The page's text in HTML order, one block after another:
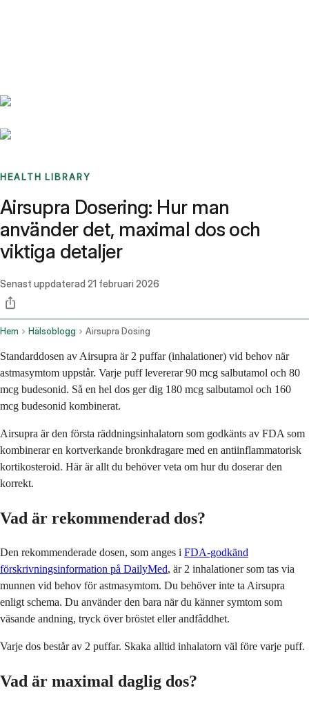
HEALTH LIBRARY
Airsupra Dosering: Hur man
använder det, maximal dos och
viktiga detaljer
Senast uppdaterad 21 februari 2026
Hem Hälsoblogg Airsupra Dosing
Standarddosen av Airsupra är 2 puffar (inhalationer) vid behov när
astmasymtom uppstår. Varje puff levererar 90 mcg salbutamol och 80
mcg budesonid. Så en hel dos ger dig 180 mcg salbutamol och 160
mcg budesonid kombinerat.
Airsupra är den första räddningsinhalatorn som godkänts av FDA som
kombinerar en kortverkande bronkdragare med en antiinflammatorisk
kortikosteroid. Här är allt du behöver veta om hur du doserar den
korrekt.
Vad är rekommenderad dos?
Den rekommenderade dosen, som anges i FDA-godkänd
förskrivningsinformation på DailyMed, är 2 inhalationer som tas via
munnen vid behov för astmasymtom. Du behöver inte ta Airsupra
enligt schema. Du använder den bara när du känner symtom som
väsande andning, tryck över bröstet eller andfåddhet.
Varje dos består av 2 puffar. Skaka alltid inhalatorn väl före varje puff.
Vad är maximal daglig dos?